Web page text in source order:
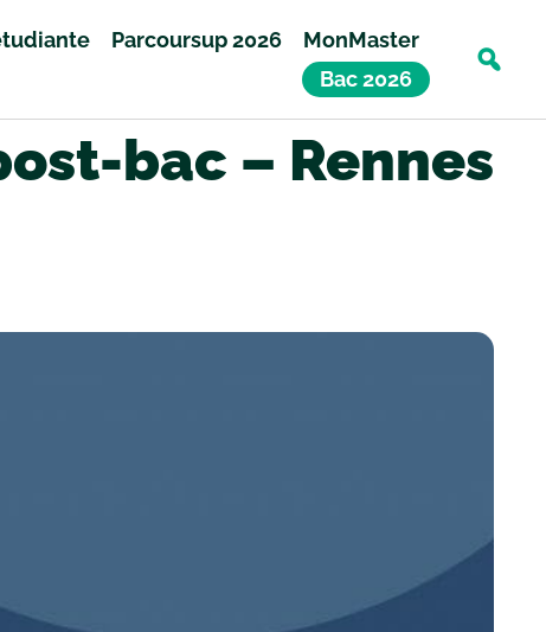
Parcoursup 2026
MonMaster
Bac 2026
bac – Rennes